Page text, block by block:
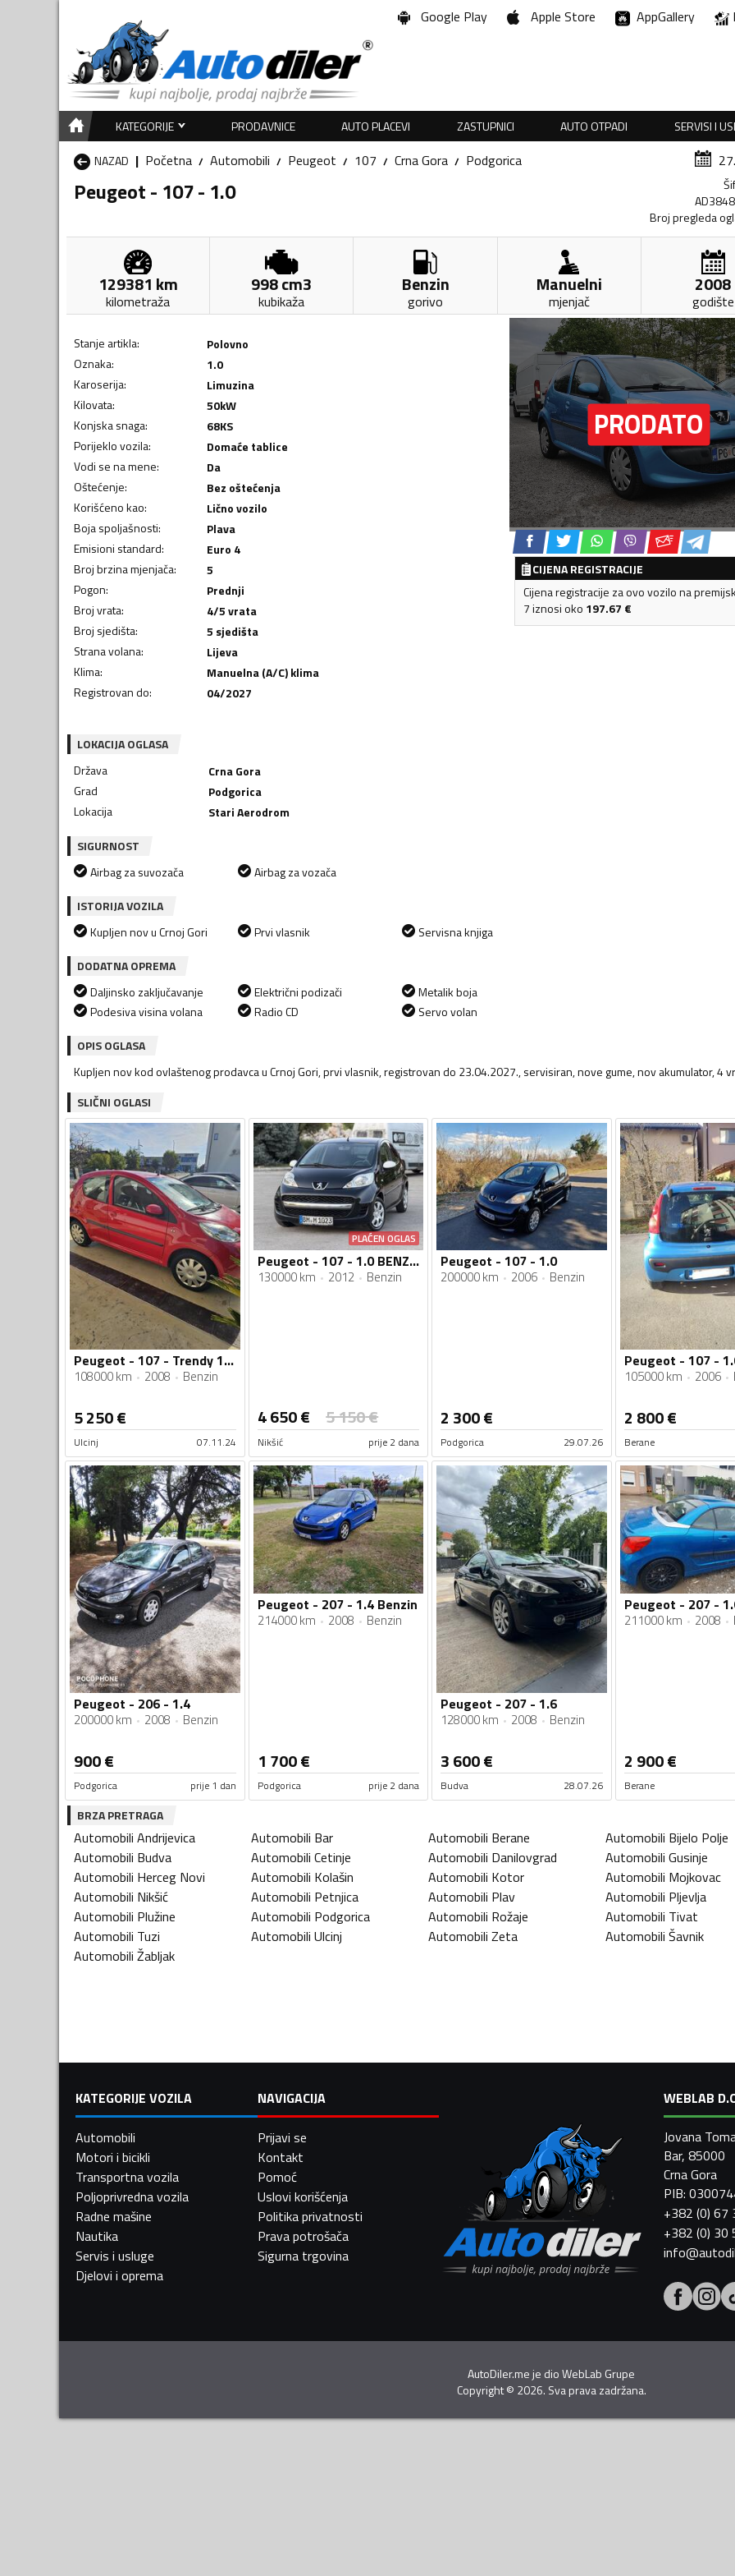
Google Play Apple Store AppGallery
KATEGORIJE PRODAVNICE AUTO PLACEVI ZASTUPNICI AUTO OTPADI
SERVISI I
NAZAD
Početna Automobili Peugeot 107 Crna Gora Podgorica
Peugeot - 107 - 1.0
Broj pregleda
129381 km
kilometraža
998cm3
kubikaža
Benzin
gorivo
Manuelni
mjenjač
2008
godište
Stanje artikla:
Polovno
Oznaka:
1.0
Karoserija:
Limuzina
Kilovata: 50kW
Konjska snaga: 68KS
Porijeklo vozila:
Domaće tablice
Vodi se na mene:
Da
Oštećenje:
Bez oštećenja
Korišćeno kao:
Lično vozilo
Boja spoljašnosti:
Plava
Emisioni standard:
Euro 4
Broj brzina mjenjača:
5
Pogon:
Prednji
Broj vrata:
4/5 vrata
Broj sjedišta:
5 sjedišta
Strana volana:
Lijeva
Klima:
Manuelna (A/C) klima
Registrovan do: 04/2027
CIJENA REGISTRACIJE
Cijena registracije za ovo vozilo na
7 iznosi oko 197.67 €
LOKACIJA OGLASA
Država
Crna Gora
Grad
Podgorica
Lokacija
Stari Aerodrom
SIGURNOST
Airbag za suvozača
Airbag za vozača
ISTORIJA VOZILA
Kupljen nov u Crnoj Gori
Prvi vlasnik
Servisna knjiga
DODATNA OPREMA
Daljinsko zaključavanje
Podesiva visina volana
Električni podizači
Radio CD
Metalik boja
Servo volan
OPIS OGLASA
Kupljen nov kod ovlaštenog prodavca u Crnoj Gori, prvi vlasnik, registrovan do 23.04.2027., servisiran, nove gume, nov akumulator, 4
SLIČNI OGLASI
Peugeot - 107 - Trendy 1.0 E
108000 km 2008 Benzin
5 250€
Ulcinj 07.11.24
PLAĆEN OGLAS
Peugeot - 107 - 1.0 BENZIN 130.000km AC KLIMA NA IME KUPCA SERVISNA KNJIGA
130000 km 2012 Benzin
4 650€ 5 150€
Nikšić prije 2 dana
Peugeot - 107 - 1.0
200000 km 2006 Benzin
2 300€
Podgorica 29.07.26
Peugeot - 107 -
105000 km 2006
2 800€
Berane
Peugeot - 206 - 1.4
200000 km 2008 Benzin
900€
Podgorica prije 1 dan
Peugeot - 207 - 1.4 Benzin
214000 km 2008 Benzin
1 700€
Podgorica prije 2 dana
Peugeot - 207 - 1.6
128000 km 2008 Benzin
3 600€
Budva 28.07.26
Peugeot - 207 -
211000 km 2008
2 900€
Berane
BRZA PRETRAGA
Automobili Andrijevica Automobili Bar Automobili Berane Automobili Bijelo Polje
Automobili Budva Automobili Cetinje Automobili Danilovgrad Automobili Gusinje
Automobili Herceg Novi Automobili Kolašin Automobili Kotor Automobili Mojkovac
Automobili Nikšić Automobili Petnjica Automobili Plav Automobili Pljevlja
Automobili Plužine Automobili Podgorica Automobili Rožaje Automobili Tivat
Automobili Tuzi Automobili Ulcinj Automobili Zeta Automobili Šavnik
Automobili Žabljak
KATEGORIJE VOZILA
Automobili
Motori i bicikli
Transportna vozila
Poljoprivredna vozila
Radne mašine
Nautika
Servis i usluge
Djelovi i oprema
NAVIGACIJA
Prijavi se
Kontakt
Pomoć
Uslovi korišćenja
Politika privatnosti
Prava potrošača
Sigurna trgovina
WEBLAB
Jovana
Bar, 85000
Crna Gora
PIB:
+382 (0) 67
+382 (0) 30
AutoDiler.me je dioWebLab Grupe
Copyright© 2026. Sva prava zadržana.